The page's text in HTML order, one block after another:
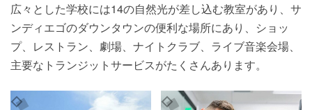
広々とした学校には14の自然光が差し込む教室があり、サ
ンディエゴのダウンタウンの便利な場所にあり、ショッ
プ、レストラン、劇場、ナイトクラブ、ライブ音楽会場、
主要なトランジットサービスがたくさんあります。